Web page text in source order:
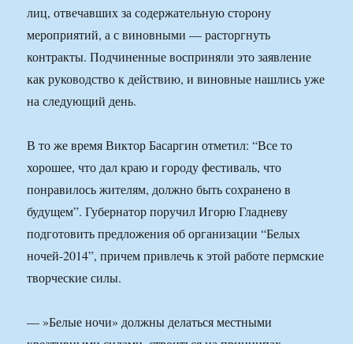
лиц, отвечавших за содержательную сторону
мероприятий, а с виновными — расторгнуть
контракты. Подчиненные восприняли это заявление
как руководство к действию, и виновные нашлись уже
на следующий день.
В то же время Виктор Басаргин отметил: “Все то
хорошее, что дал краю и городу фестиваль, что
понравилось жителям, должно быть сохранено в
будущем”. Губернатор поручил Игорю Гладневу
подготовить предложения об организации “Белых
ночей-2014”, причем привлечь к этой работе пермские
творческие силы.
— »Белые ночи» должны делаться местными